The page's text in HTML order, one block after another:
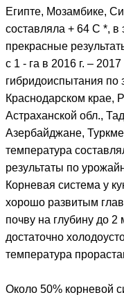
Египте, Мозамбике,
составляла + 64 С *, в
прекрасные
с 1 - га в 2016 г. –
гибридоиспытания по
Краснодарском крае,
Астраханской обл.,
Азербайджане,
температура
результаты по
Корневая система у
хорошо развитым
почву на глубину до 2
достаточно
температура
Около 50% корневой